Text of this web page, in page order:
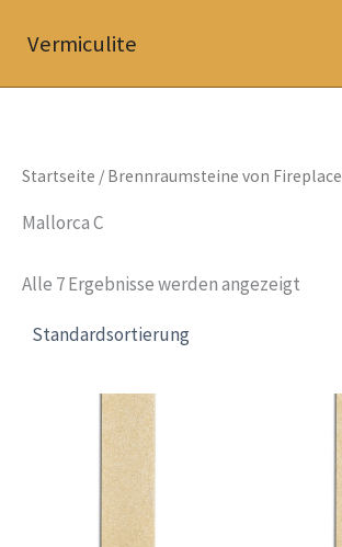
InhaltVermiculite
Startseite / Brennraumsteine von Fireplace
Mallorca C
Alle 7 Ergebnisse werden angezeigt